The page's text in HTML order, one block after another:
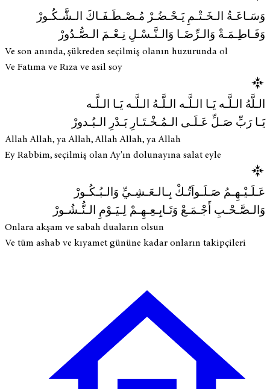
وَسَـاعَـةُ الـخَـتْـمِ يَـحْـضُـرْ مُـصْـطَـفَـاكَ الـشَّـكُـورْ
وَفَـاطِـمَـةْ وَالـرِّضَـا وَالـنَّـسْـلِ نِـعْـمَ الـصُّـدُورْ
Ve son anında, şükreden seçilmiş olanın huzurunda ol
Ve Fatıma ve Rıza ve asil soy
الـلَّهُ الـلَّـه يَـا الـلَّـه الـلَّـهُ الـلَّـه يَـا الـلَّـه
يَـا رَبِّ صَـلِّ عَـلَـى الـمُـخْـتَـارِ بَـدْرِ الـبُـدورْ
Allah Allah, ya Allah, Allah Allah, ya Allah
Ey Rabbim, seçilmiş olan Ay'ın dolunayına salat eyle
عَـلَـيْـهِـمُ صَـلَـواَتُـكْ بِـالـعَـشِـيِّ وَالـبُـكُـورْ
وَالـصَّـحْـبِ أَجْـمَـعْ وَتَـابِـعِـهِـمْ لِـيَـوْمِ الـنُّـشُـورْ
Onlara akşam ve sabah duaların olsun
Ve tüm ashab ve kıyamet gününe kadar onların takipçileri